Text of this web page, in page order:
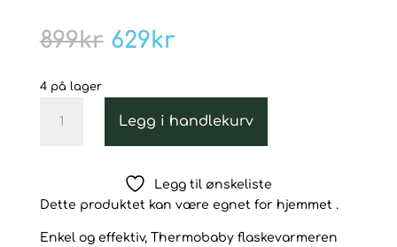
899kr Opprinnelig
899kr.
629krNåværende
629kr.
4 på lager
Hvit
antall
Legg i handlekurv
Legg til ønskeliste
Dette produktet kan være egnet for hjemmet .
Enkel og effektiv, Thermobaby flaskevarmeren